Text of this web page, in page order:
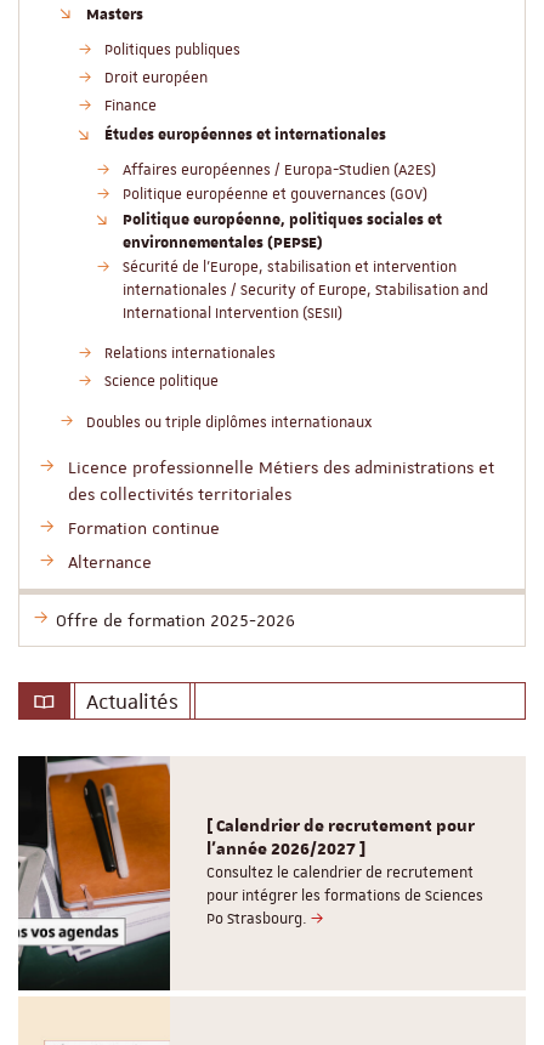
Masters
Politiques publiques
Droit européen
Finance
Études européennes et internationales
Affaires européennes / Europa-Studien (A2ES)
Politique européenne et gouvernances (GOV)
Politique européenne, politiques sociales et
environnementales (PEPSE)
Sécurité de l'Europe, stabilisation et intervention
internationales / Security of Europe, Stabilisation and
International Intervention (SESII)
Relations internationales
Science politique
Doubles ou triple diplômes internationaux
Licence professionnelle Métiers des administrations et
des collectivités territoriales
Formation continue
Alternance
Offre de formation 2025-2026
Actualités
[ Calendrier de recrutement pour
l'année 2026/2027 ]
Consultez le calendrier de recrutement
pour intégrer les formations de Sciences
Po Strasbourg.